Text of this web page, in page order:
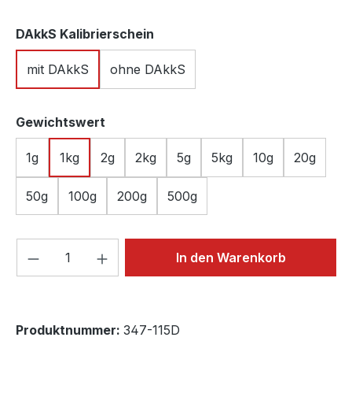
DAkkS Kalibrierschein
mit DAkkS ohne DAkkS
Gewichtswert
1g 1kg 2g 2kg 5g 5kg 10g 20g
50g 100g 200g 500g
Produkt Anzahl: Gib denIn den Warenkorb
Produktnummer: 347-115D